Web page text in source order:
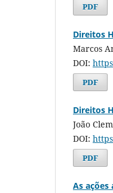
PDF
Direitos
Marcos
DOI:
PDF
Direitos
João
DOI:
PDF
As